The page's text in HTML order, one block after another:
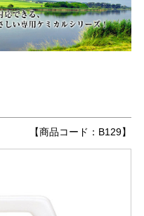
【商品コード：B129】